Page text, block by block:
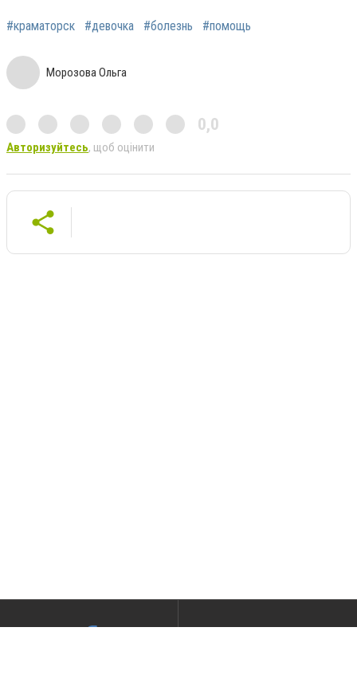
#краматорск #девочка #болезнь #помощь
Морозова Ольга
0,0
Авторизуйтесь, щоб оцінити